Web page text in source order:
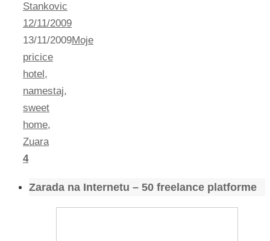
Stankovic
12/11/2009
13/11/2009Moje
pricice
hotel,
namestaj,
sweet
home,
Zuara
4
Zarada na Internetu – 50 freelance platforme